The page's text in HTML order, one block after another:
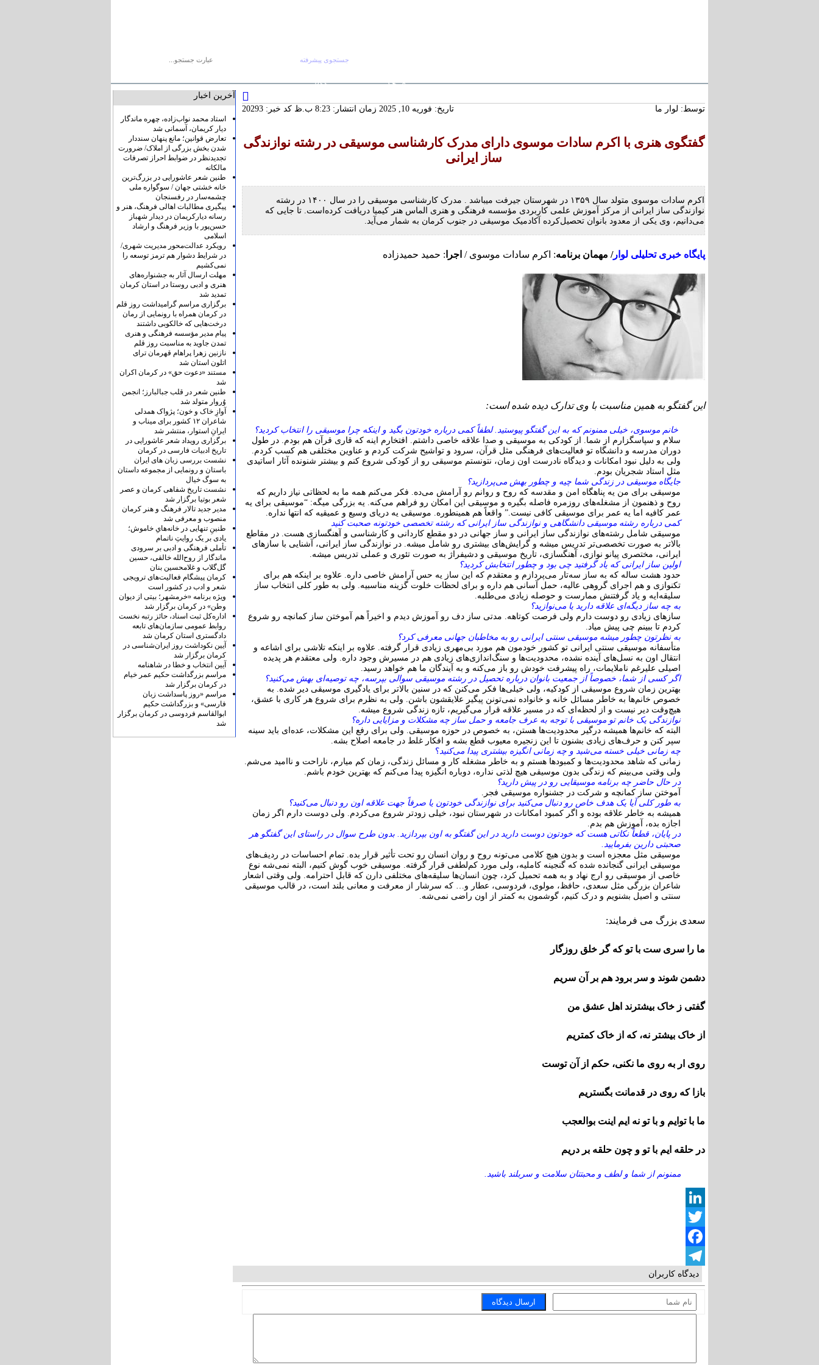
کریمان، آسمانی شد
در ضوابط احراز تصرفات مالکانه
طنین شعر عاشورایی در بزرگ‌ترین خانه
خشتی جهان / سوگواره ملی چشمه‌سار در
جستجوی پیشرفته
RSS
۱۴۰۵
توسط: لوار ما تاریخ: فوریه 10, 2025 زمان انتشار: 8:23 ب.ظ کد خبر: 20293
گفتگوی هنری با اکرم سادات موسوی دارای مدرک کارشناسی موسیقی در رشته نوازندگی
ساز ایرانی
اکرم سادات موسوی متولد سال ۱۳۵۹ در شهرستان جیرفت میباشد . مدرک کارشناسی موسیقی را در سال ۱۴۰۰ در رشته
نوازندگی ساز ایرانی از مرکز آموزش علمی کاربردی مؤسسه فرهنگی و هنری الماس هنر کیمیا دریافت کرده‌است. تا جایی که
می‌دانیم، وی یکی از معدود بانوان تحصیل‌کرده آکادمیک موسیقی در جنوب کرمان به شمار می‌آید.
پایگاه خبری تحلیلی لوار/ مهمان برنامه: اکرم سادات موسوی / اجرا : حمید حمیدزاده
این گفتگو به همین مناسبت با وی تدارک دیده شده است:
خانم موسوی، خیلی ممنونم که به این گفتگو پیوستید. لطفاً کمی درباره خودتون بگید و اینکه چرا موسیقی را انتخاب کردید؟
سلام و سپاسگزارم از شما. از کودکی به موسیقی و صدا علاقه خاصی داشتم. افتخارم اینه که قاری قرآن هم بودم. در طول
دوران مدرسه و دانشگاه تو فعالیت‌های فرهنگی مثل قرآن، سرود و تواشیح شرکت کردم و عناوین مختلفی هم کسب کردم.
ولی به دلیل نبود امکانات و دیدگاه نادرست اون زمان، نتونستم موسیقی رو از کودکی شروع کنم و بیشتر شنونده آثار اساتیدی
مثل استاد شجریان بودم.
جایگاه موسیقی در زندگی شما چیه و چطور بهش می‌پردازید؟
موسیقی برای من یه پناهگاه امن و مقدسه که روح و روانم رو آرامش می‌ده. فکر می‌کنم همه ما به لحظاتی نیاز داریم که
روح و ذهنمون از مشغله‌های روزمره فاصله بگیره و موسیقی این امکان رو فراهم می‌کنه. یه بزرگی میگه: “موسیقی برای یه
عمر کافیه اما یه عمر برای موسیقی کافی نیست.” واقعاً هم همینطوره. موسیقی یه دریای وسیع و عمیقیه که انتها نداره.
کمی درباره رشته موسیقی دانشگاهی و نوازندگی ساز ایرانی که رشته تخصصی خودتونه صحبت کنید
موسیقی شامل رشته‌های نوازندگی ساز ایرانی و ساز جهانی در دو مقطع کاردانی و کارشناسی و آهنگسازی هست. در مقاطع
بالاتر به صورت تخصصی‌تر تدریس میشه و گرایش‌های بیشتری رو شامل میشه. در نوازندگی ساز ایرانی، آشنایی با سازهای
ایرانی، مختصری پیانو نوازی، آهنگسازی، تاریخ موسیقی و دشیفراژ به صورت تئوری و عملی تدریس میشه.
اولین ساز ایرانی که یاد گرفتید چی بود و چطور انتخابش کردید؟
حدود هشت ساله که به ساز سه‌تار می‌پردازم و معتقدم که این ساز یه حس آرامش خاصی داره. علاوه بر اینکه هم برای
تکنوازی و هم اجرای گروهی عالیه، حمل آسانی هم داره و برای لحظات خلوت گزینه مناسبیه. ولی به طور کلی انتخاب ساز
سلیقه‌ایه و یاد گرفتنش ممارست و حوصله زیادی می‌طلبه.
به چه ساز دیگه‌ای علاقه دارید یا می‌نوازید؟
سازهای زیادی رو دوست دارم ولی فرصت کوتاهه. مدتی ساز دف رو آموزش دیدم و اخیراً هم آموختن ساز کمانچه رو شروع
کردم تا ببینم چی پیش میاد.
به نظرتون چطور میشه موسیقی سنتی ایرانی رو به مخاطبان جهانی معرفی کرد؟
متأسفانه موسیقی سنتی ایرانی تو کشور خودمون هم مورد بی‌مهری زیادی قرار گرفته. علاوه بر اینکه تلاشی برای اشاعه و
انتقال اون به نسل‌های آینده نشده، محدودیت‌ها و سنگ‌اندازی‌های زیادی هم در مسیرش وجود داره. ولی معتقدم هر پدیده
اصیلی علیرغم ناملایمات، راه پیشرفت خودش رو باز می‌کنه و به آیندگان ما هم خواهد رسید.
اگر کسی از شما، خصوصاً از جمعیت بانوان درباره تحصیل در رشته موسیقی سوالی بپرسه، چه توصیه‌ای بهش می‌کنید؟
بهترین زمان شروع موسیقی از کودکیه، ولی خیلی‌ها فکر می‌کنن که در سنین بالاتر برای یادگیری موسیقی دیر شده. به
خصوص خانم‌ها به خاطر مسائل خانه و خانواده نمی‌تونن پیگیر علایقشون باشن. ولی به نظرم برای شروع هر کاری با عشق،
هیچ‌وقت دیر نیست و از لحظه‌ای که در مسیر علاقه قرار می‌گیریم، تازه زندگی شروع میشه.
نوازندگی یک خانم تو موسیقی با توجه به عرف جامعه و حمل ساز چه مشکلات و مزایایی داره؟
البته که خانم‌ها همیشه درگیر محدودیت‌ها هستن، به خصوص در حوزه موسیقی. ولی برای رفع این مشکلات، عده‌ای باید سینه
سپر کنن و حرف‌های زیادی بشنون تا این زنجیره معیوب قطع بشه و افکار غلط در جامعه اصلاح بشه.
چه زمانی خیلی خسته می‌شید و چه زمانی انگیزه بیشتری پیدا می‌کنید؟
زمانی که شاهد محدودیت‌ها و کمبودها هستم و به خاطر مشغله کار و مسائل زندگی، زمان کم میارم، ناراحت و ناامید می‌شم.
ولی وقتی می‌بینم که زندگی بدون موسیقی هیچ لذتی نداره، دوباره انگیزه پیدا می‌کنم که بهترین خودم باشم.
در حال حاضر چه برنامه موسیقایی رو در پیش دارید؟
آموختن ساز کمانچه و شرکت در جشنواره موسیقی فجر.
به طور کلی آیا یک هدف خاص رو دنبال می‌کنید برای نوازندگی خودتون یا صرفاً جهت علاقه اون رو دنبال می‌کنید؟
همیشه به خاطر علاقه بوده و اگر کمبود امکانات در شهرستان نبود، خیلی زودتر شروع می‌کردم. ولی دوست دارم اگر زمان
اجازه بده، آموزش هم بدم.
در پایان، قطعاً نکاتی هست که خودتون دوست دارید در این گفتگو به اون بپردازید. بدون طرح سوال در راستای این گفتگو هر
صحبتی دارین بفرمایید .
موسیقی مثل معجزه است و بدون هیچ کلامی می‌تونه روح و روان انسان رو تحت تأثیر قرار بده. تمام احساسات در ردیف‌های
موسیقی ایرانی گنجانده شده که گنجینه کاملیه، ولی مورد کم‌لطفی قرار گرفته. موسیقی خوب گوش کنیم، البته نمی‌شه نوع
خاصی از موسیقی رو ارج نهاد و به همه تحمیل کرد، چون انسان‌ها سلیقه‌های مختلفی دارن که قابل احترامه. ولی وقتی اشعار
شاعران بزرگی مثل سعدی، حافظ، مولوی، فردوسی، عطار و… که سرشار از معرفت و معانی بلند است، در قالب موسیقی
سنتی و اصیل بشنویم و درک کنیم، گوشمون به کمتر از اون راضی نمی‌شه.
سعدی بزرگ می فرمایند:
ما را سری ست با تو که گر خلق روزگار
دشمن شوند و سر برود هم بر آن سریم
گفتی ز خاک بیشترند اهل عشق من
از خاک بیشتر نه، که از خاک کمتریم
روی ار به روی ما نکنی، حکم از آن توست
بازا که روی در قدمانت بگستریم
ما با توایم و با تو نه ایم اینت بوالعجب
در حلقه ایم با تو و چون حلقه بر دریم
ممنونم از شما و لطف و محبتتان سلامت و سربلند باشید.
LinkedIn
Twitter
Facebook
Telegram
دیدگاه کاربران
آخرین اخبار
استاد محمد نواب‌زاده، چهره ماندگار
دیار کریمان، آسمانی شد
تعارض قوانین؛ مانع پنهان سنددار
شدن بخش بزرگی از املاک/ ضرورت
تجدیدنظر در ضوابط احراز تصرفات
مالکانه
طنین شعر عاشورایی در بزرگ‌ترین
خانه خشتی جهان / سوگواره ملی
چشمه‌سار در رفسنجان
پیگیری مطالبات اهالی فرهنگ، هنر و
رسانه دیارکریمان در دیدار شهباز
حسن‌پور با وزیر فرهنگ و ارشاد
اسلامی
رویکرد عدالت‌محور مدیریت شهری/
در شرایط دشوار هم ترمز توسعه را
نمی‌کشیم
مهلت ارسال آثار به جشنواره‌های
هنری و ادبی روستا در استان کرمان
تمدید شد
برگزاری مراسم گرامیداشت روز قلم
در کرمان همراه با رونمایی از رمان
درخت‌هایی که خالکوبی داشتند
پیام مدیر مؤسسه فرهنگی و هنری
تمدن جاوید به مناسبت روز قلم
نازنین زهرا پراهام قهرمان ترای
اتلون استان شد
مستند «دعوت حق» در کرمان اکران
شد
طنین شعر در قلب جبالبارز؛ انجمن
وُروار متولد شد
آوازِ خاک و خون؛ پژواک همدلی
شاعران ۱۲ کشور برای میناب و
ایرانِ استوار، منتشر شد
برگزاری رویداد شعر عاشورایی در
تاریخ ادبیات فارسی در کرمان
نشست بررسی زبان های ایران
باستان و رونمایی از مجموعه داستان
به سوگ خیال
نشست تاریخ شفاهی کرمان و عصر
شعر بوتیا برگزار شد
مدیر جدید تالار فرهنگ و هنر کرمان
منصوب و معرفی شد
طنینِ تنهایی در خانه‌هایِ خاموش؛
یادی بر یک روایتِ ناتمام
تأملی فرهنگی و ادبی بر سرودی
ماندگار از روح‌الله خالقی، حسین
گل‌گلاب و غلامحسین بنان
کرمان پیشگام فعالیت‌های ترویجی
شعر و ادب در کشور است
ویژه برنامه «خرمشهر؛ بیتی از دیوان
وطن» در کرمان برگزار شد
اداره‌کل ثبت اسناد، حائز رتبه نخست
روابط عمومی سازمان‌های تابعه
دادگستری استان کرمان شد
آیین نکوداشت روز ایران‌شناسی در
کرمان برگزار شد
آیین انتخاب و خطا در شاهنامه
مراسم بزرگداشت حکیم عمر خیام
در کرمان برگزار شد
مراسم «روز پاسداشت زبان
فارسی» و بزرگداشت حکیم
ابوالقاسم فردوسی در کرمان برگزار
شد